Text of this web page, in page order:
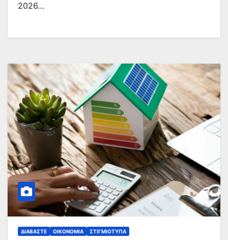
2026…
ΔΙΑΒΆΣΤΕ ΟΙΚΟΝΟΜΊΑ ΣΤΙΓΜΙΌΤΥΠΑ